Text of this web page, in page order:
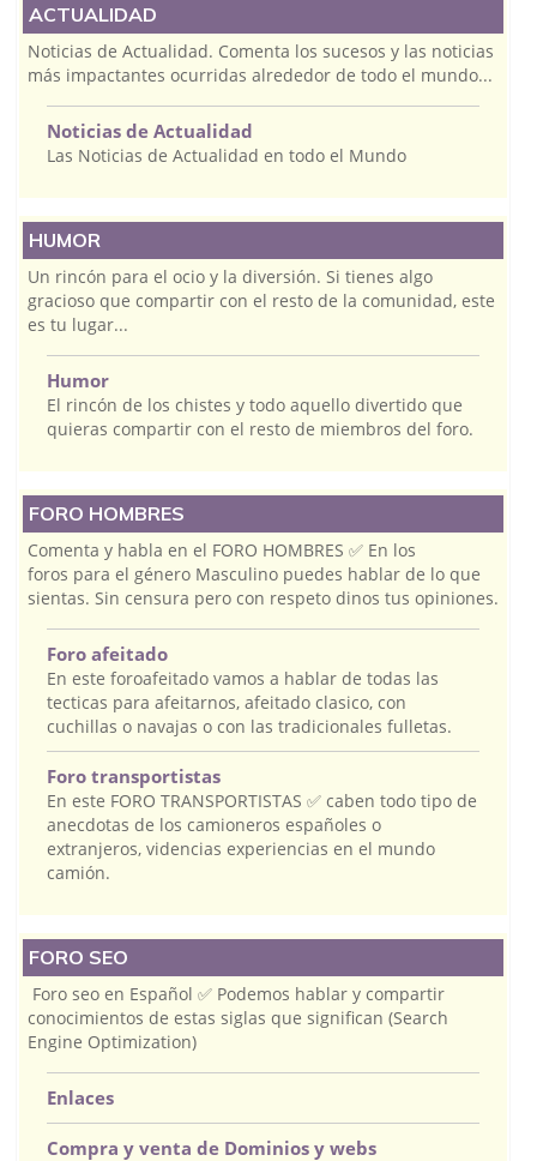
ACTUALIDAD
Noticias de Actualidad. Comenta los sucesos y las noticias
más impactantes ocurridas alrededor de todo el mundo...
Noticias de Actualidad
Las Noticias de Actualidad en todo el Mundo
HUMOR
Un rincón para el ocio y la diversión. Si tienes algo
gracioso que compartir con el resto de la comunidad, este
es tu lugar...
Humor
El rincón de los chistes y todo aquello divertido que
quieras compartir con el resto de miembros del foro.
FORO HOMBRES
Comenta y habla en el FORO HOMBRES ✅ En los
foros para el género Masculino puedes hablar de lo que
sientas. Sin censura pero con respeto dinos tus opiniones.
Foro afeitado
En este foroafeitado vamos a hablar de todas las
tecticas para afeitarnos, afeitado clasico, con
cuchillas o navajas o con las tradicionales fulletas.
Foro transportistas
En este FORO TRANSPORTISTAS ✅ caben todo tipo de
anecdotas de los camioneros españoles o
extranjeros, videncias experiencias en el mundo
camión.
FORO SEO
Foro seo en Español ✅ Podemos hablar y compartir
conocimientos de estas siglas que significan (Search
Engine Optimization)
Enlaces
Compra y venta de Dominios y webs